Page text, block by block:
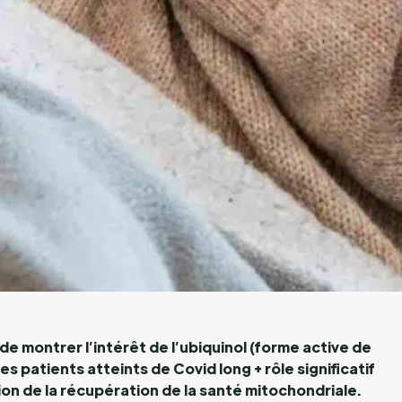
montrer l’intérêt de l’ubiquinol (forme active de
patients atteints de Covid long + rôle significatif
de la récupération de la santé mitochondriale.